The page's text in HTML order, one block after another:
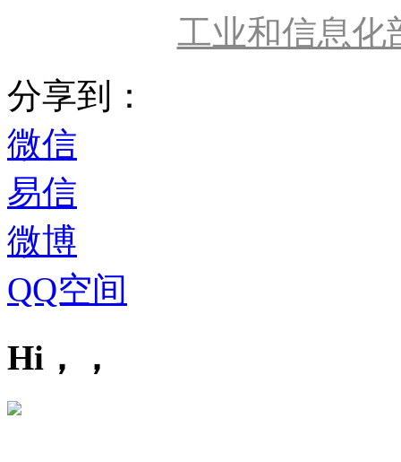
工业和信息化
分享到：
微信
易信
微博
QQ空间
Hi，，